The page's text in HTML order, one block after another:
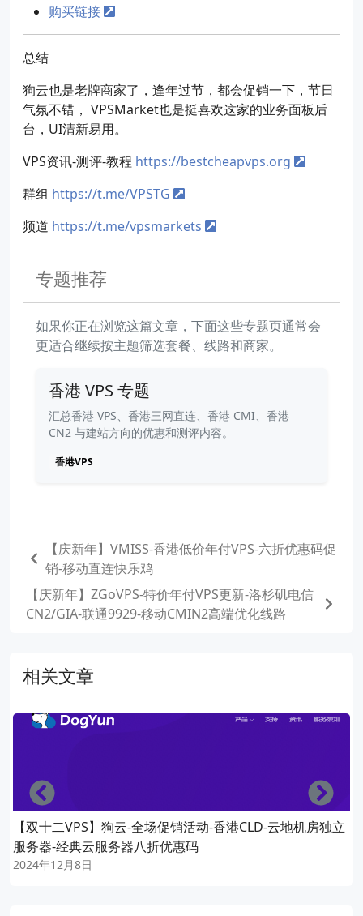
购买链接
总结
狗云也是老牌商家了，逢年过节，都会促销一下，节日
气氛不错， VPSMarket也是挺喜欢这家的业务面板后
台，UI清新易用。
VPS资讯-测评-教程 https://bestcheapvps.org
群组 https://t.me/VPSTG
频道 https://t.me/vpsmarkets
专题推荐
如果你正在浏览这篇文章，下面这些专题页通常会
更适合继续按主题筛选套餐、线路和商家。
香港 VPS 专题
汇总香港 VPS、香港三网直连、香港 CMI、香港
CN2 与建站方向的优惠和测评内容。
香港VPS
【庆新年】VMISS-香港低价年付VPS-六折优惠码促
销-移动直连快乐鸡
【庆新年】ZGoVPS-特价年付VPS更新-洛杉矶电信
CN2/GIA-联通9929-移动CMIN2高端优化线路
相关文章
【双十二VPS】狗云-全场促销活动-香港CLD-云地机房独立
服务器-经典云服务器八折优惠码
2024年12月8日
Left